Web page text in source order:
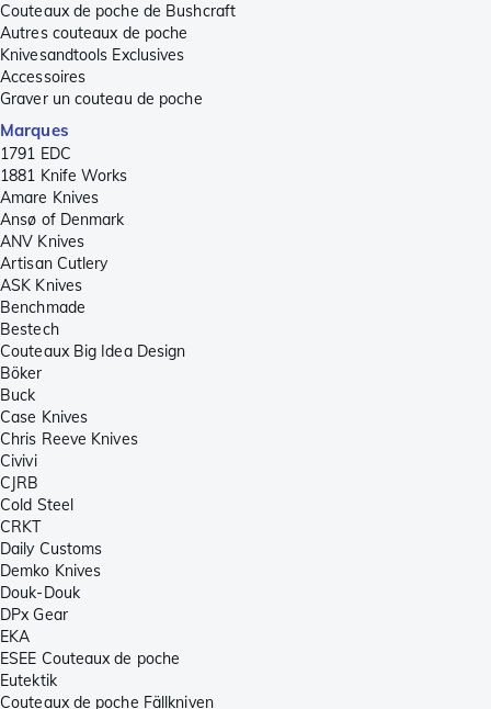
Couteaux de poche de Bushcraft
Autres couteaux de poche
Knivesandtools Exclusives
Accessoires
Graver un couteau de poche
Marques
1791 EDC
1881 Knife Works
Amare Knives
Ansø of Denmark
ANV Knives
Artisan Cutlery
ASK Knives
Benchmade
Bestech
Couteaux Big Idea Design
Böker
Buck
Case Knives
Chris Reeve Knives
Civivi
CJRB
Cold Steel
CRKT
Daily Customs
Demko Knives
Douk-Douk
DPx Gear
EKA
ESEE Couteaux de poche
Eutektik
Couteaux de poche Fällkniven